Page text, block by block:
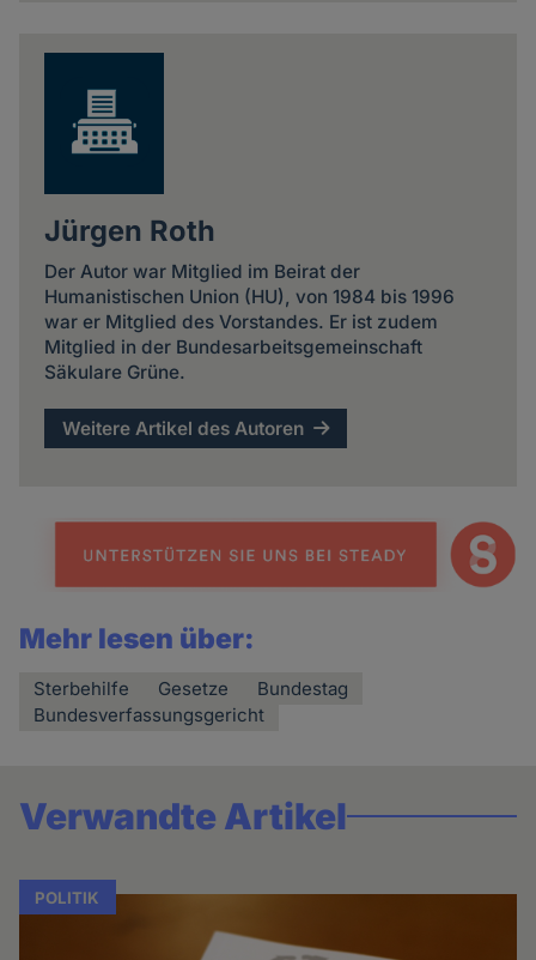
Jürgen Roth
Der Autor war Mitglied im Beirat der
Humanistischen Union (HU), von 1984 bis 1996
war er Mitglied des Vorstandes. Er ist zudem
Mitglied in der Bundesarbeitsgemeinschaft
Säkulare Grüne.
Weitere Artikel des Autoren
Mehr lesen über:
Sterbehilfe Gesetze
Bundestag
Bundesverfassungsgericht
Verwandte Artikel
POLITIK